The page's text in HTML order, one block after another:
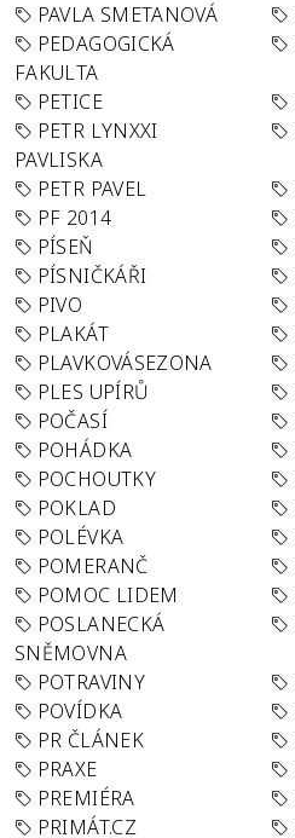
PAVLA SMETANOVÁ
PEDAGOGICKÁ
FAKULTA
PETICE
PETR LYNXXI
PAVLISKA
PETR PAVEL
PF 2014
PÍSEŇ
PÍSNIČKÁŘI
PIVO
PLAKÁT
PLAVKOVÁSEZONA
PLES UPÍRŮ
POČASÍ
POHÁDKA
POCHOUTKY
POKLAD
POLÉVKA
POMERANČ
POMOC LIDEM
POSLANECKÁ
SNĚMOVNA
POTRAVINY
POVÍDKA
PR ČLÁNEK
PRAXE
PREMIÉRA
PRIMÁT.CZ